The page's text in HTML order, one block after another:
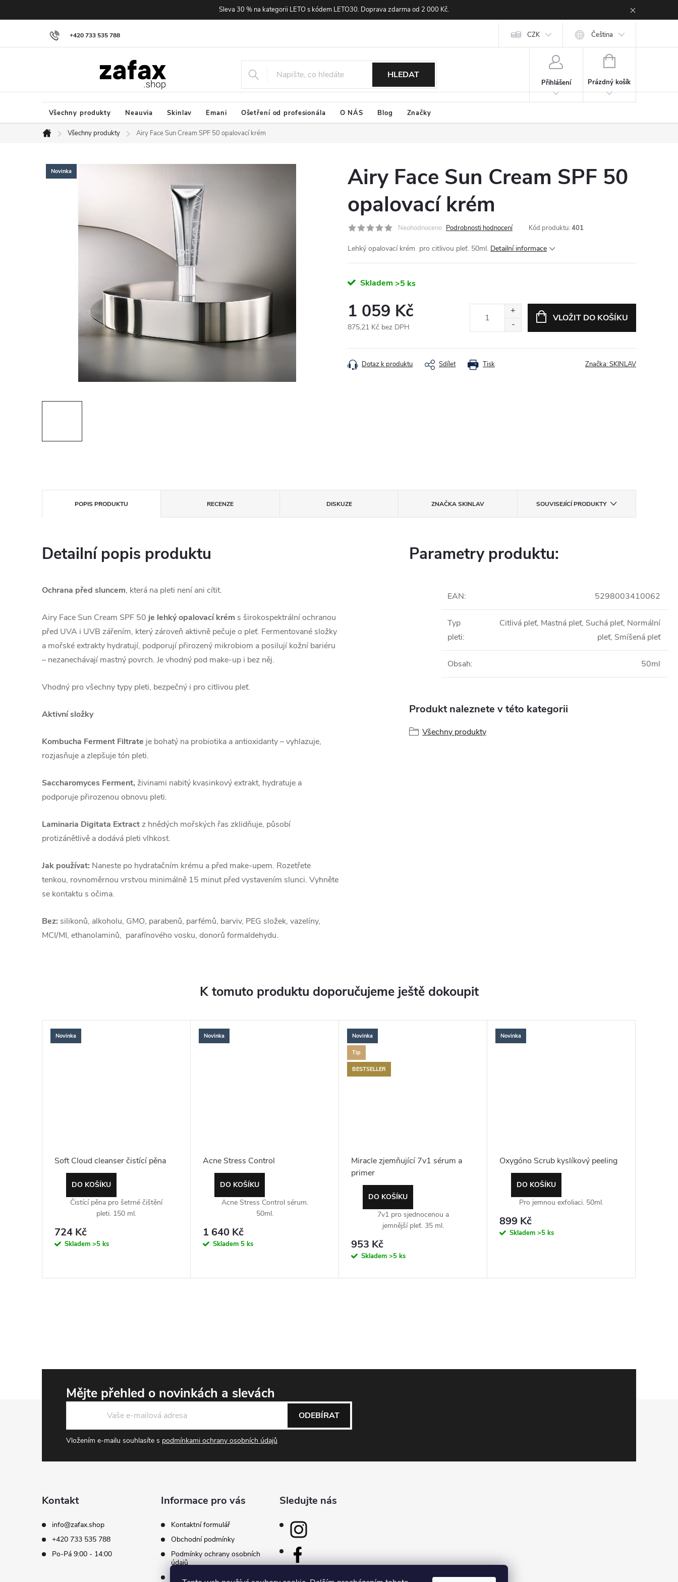
Sleva 30 % na kategorii LETO s kódem LETO30. Doprava zdarma od 2 000 Kč.
+420 733 535 788 CZK Čeština
HLEDAT
Přihlášení
NÁKUPNÍ KOŠÍK
Prázdný košík
Všechny produkty Neauvia Skinlav Emani Ošetření od profesionála O NÁS Blog Značky
Domů
Všechny produkty Airy Face Sun Cream SPF 50 opalovací krém
Novinka
Airy Face Sun Cream SPF 50
opalovací krém
Neohodnoceno Podrobnosti hodnocení Kód produktu: 401
Lehký opalovací krém pro citlivou pleť. 50ml. Detailní informace
Skladem >5 ks
1 059 Kč
875,21 Kč bez DPH
VLOŽIT DO KOŠÍKU
Tisk
Dotaz k produktu Sdílet Značka:SKINLAV
POPIS PRODUKTU RECENZE DISKUZE ZNAČKASKINLAV SOUVISEJÍCÍ PRODUKTY
Detailní popis produktu
Ochrana před sluncem, která na pleti není ani cítit.
Airy Face Sun Cream SPF 50 je lehký opalovací krém s širokospektrální ochranou
před UVA i UVB zářením, který zároveň aktivně pečuje o pleť. Fermentované složky
a mořské extrakty hydratují, podporují přirozený mikrobiom a posilují kožní bariéru
– nezanechávají mastný povrch. Je vhodný pod make-up i bez něj.
Vhodný pro všechny typy pleti, bezpečný i pro citlivou pleť.
Aktivní složky
Kombucha Ferment Filtrate je bohatý na probiotika a antioxidanty – vyhlazuje,
rozjasňuje a zlepšuje tón pleti.
Saccharomyces Ferment, živinami nabitý kvasinkový extrakt, hydratuje a
podporuje přirozenou obnovu pleti.
Laminaria Digitata Extractz hnědých mořských řas zklidňuje, působí
protizánětlivě a dodává pleti vlhkost.
Jak používat: Naneste po hydratačním krému a před make-upem. Rozetřete
tenkou, rovnoměrnou vrstvou minimálně 15 minut před vystavením slunci. Vyhněte
se kontaktu s očima.
Bez: silikonů, alkoholu, GMO, parabenů, parfémů, barviv, PEG složek, vazelíny,
MCI/MI, ethanolaminů, parafínového vosku, donorů formaldehydu.
Parametry produktu:
EAN: 5298003410062
Typ
pleti:
Citlivá pleť, Mastná pleť, Suchá pleť, Normální
pleť, Smíšená pleť
Obsah: 50ml
Produkt naleznete v této kategorii
Všechny produkty
K tomuto produktu doporučujeme ještě dokoupit
Novinka
Soft Cloud cleanser čistící pěna
724 Kč
Skladem >5 ks
DO KOŠÍKU
Čistící pěna pro šetrné čištění
pleti. 150 ml.
Novinka
Acne Stress Control
1 640 Kč
Skladem 5 ks
DO KOŠÍKU
Acne Stress Control sérum.
50ml.
Novinka
Tip
BESTSELLER
Miracle zjemňující 7v1 sérum a
primer
953 Kč
Skladem >5 ks
DO KOŠÍKU
7v1 pro sjednocenou a
jemnější pleť. 35 ml.
Novinka
Oxygóno Scrub kyslíkový peeling
899 Kč
Skladem >5 ks
DO KOŠÍKU
Pro jemnou exfoliaci. 50ml.
Mějte přehled o novinkách a slevách
Vložením e-mailu souhlasíte s podmínkami ochrany osobních údajů
ODEBÍRAT
Kontakt
info@zafax.shop
+420 733 535 788
Po-Pá 9:00 - 14:00
Informace pro vás
Kontaktní formulář
Obchodní podmínky
Podmínky ochrany osobních
údajů
Sledujte nás